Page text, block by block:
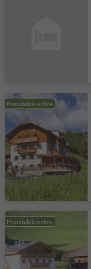
Prenotabile online
Prenotabile online